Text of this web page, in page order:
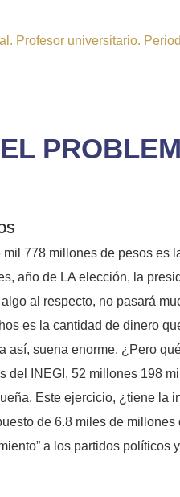
Profesor universitario.
778 millones de pesos
año de LA elección, la
al respecto, no pasará
es la cantidad de dinero
así, suena enorme. ¿Pero
del INEGI, 52 millones 198
Este ejercicio, ¿tiene la
de 6.8 miles de
a los partidos